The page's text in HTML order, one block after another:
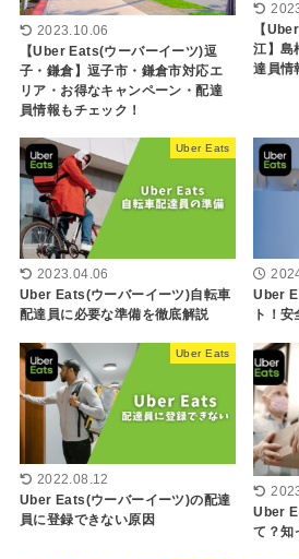
2023.10.06
【Uber Eats(ウーバーイーツ)逗
子・鎌倉】逗子市・鎌倉市対応エ
リア・お得なキャンペーン・配達
員情報もチェック！
【
江】島
達員情
Uber Eats
2023.04.06
Uber Eats(ウーバーイーツ)自転車
配達員に必要な準備を徹底解説
Uber
ト！
Uber Eats
2022.08.12
Uber Eats(ウーバーイーツ)の配達
員に登録できない原因
Uber
て？知